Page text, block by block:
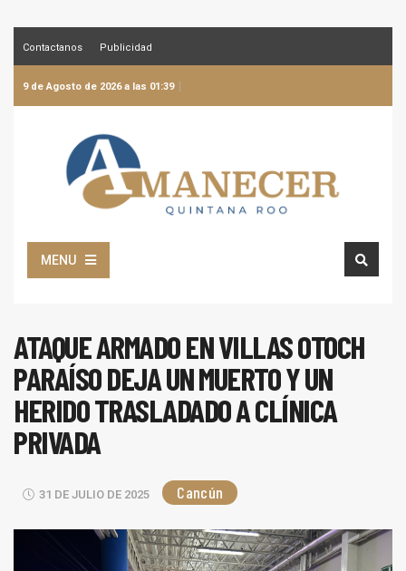
Contactanos Publicidad
9 de Agosto de 2026 a las 01:39
MENU
ATAQUE ARMADO EN VILLAS OTOCH
PARAÍSO DEJA UN MUERTO Y UN
HERIDO TRASLADADO A CLÍNICA
PRIVADA
31 DE JULIO DE 2025 Cancún